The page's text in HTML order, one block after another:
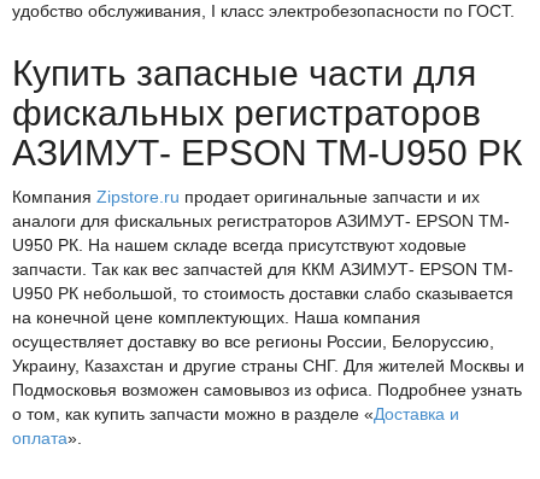
удобство обслуживания, I класс электробезопасности по ГОСТ.
Купить запасные части для
фискальных регистраторов
АЗИМУТ- EPSON TM-U950 РК
Компания Zipstore.ru продает оригинальные запчасти и их
аналоги для фискальных регистраторов АЗИМУТ- EPSON TM-
U950 РК. На нашем складе всегда присутствуют ходовые
запчасти. Так как вес запчастей для ККМ АЗИМУТ- EPSON TM-
U950 РК небольшой, то стоимость доставки слабо сказывается
на конечной цене комплектующих. Наша компания
осуществляет доставку во все регионы России, Белоруссию,
Украину, Казахстан и другие страны СНГ. Для жителей Москвы и
Подмосковья возможен самовывоз из офиса. Подробнее узнать
о том, как купить запчасти можно в разделе «Доставка и
оплата».